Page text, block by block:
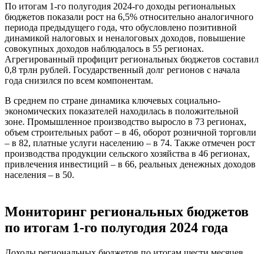
По итогам 1-го полугодия 2024-го доходы региональных
бюджетов показали рост на 6,5% относительно аналогичного
периода предыдущего года, что обусловлено позитивной
динамикой налоговых и неналоговых доходов, повышение
совокупных доходов наблюдалось в 55 регионах.
Агрегированный профицит региональных бюджетов составил
0,8 трлн рублей. Государственный долг регионов с начала
года снизился по всем компонентам.
В среднем по стране динамика ключевых социально-
экономических показателей находилась в положительной
зоне. Промышленное производство выросло в 73 регионах,
объем строительных работ – в 46, оборот розничной торговли
– в 82, платные услуги населению – в 74. Также отмечен рост
производства продукции сельского хозяйства в 46 регионах,
привлечения инвестиций – в 66, реальных денежных доходов
населения – в 50.
Мониторинг региональных бюджетов
по итогам 1-го полугодия 2024 года